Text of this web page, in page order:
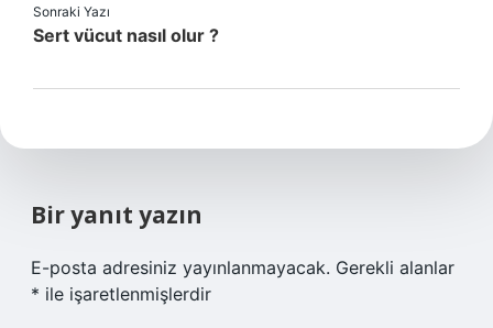
Sonraki Yazı
Sert vücut nasıl olur ?
Bir yanıt yazın
E-posta adresiniz yayınlanmayacak. Gerekli alanlar
* ile işaretlenmişlerdir